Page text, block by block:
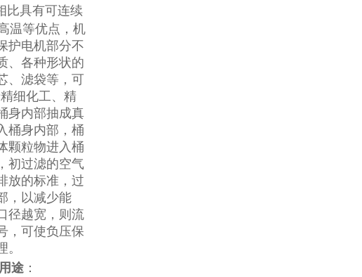
比具有可连续
温等优点，机
护电机部分不
、各种形状的
、滤袋等，可
细化工、精
身内部抽成真
桶身内部，桶
颗粒物进入桶
初过滤的空气
放的标准，过
，以减少能
径越宽，则流
，可使负压保
。
途 ：